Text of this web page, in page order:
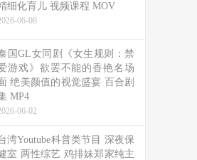
细化育儿 视频课程 MOV
06-08
国GL女同剧《女生规则：禁
游戏》欲罢不能的香艳名场
绝美颜值的视觉盛宴 百合剧
MP4
06-02
湾Youtube科普类节目 深夜保
室 两性综艺 鸡排妹郑家纯主